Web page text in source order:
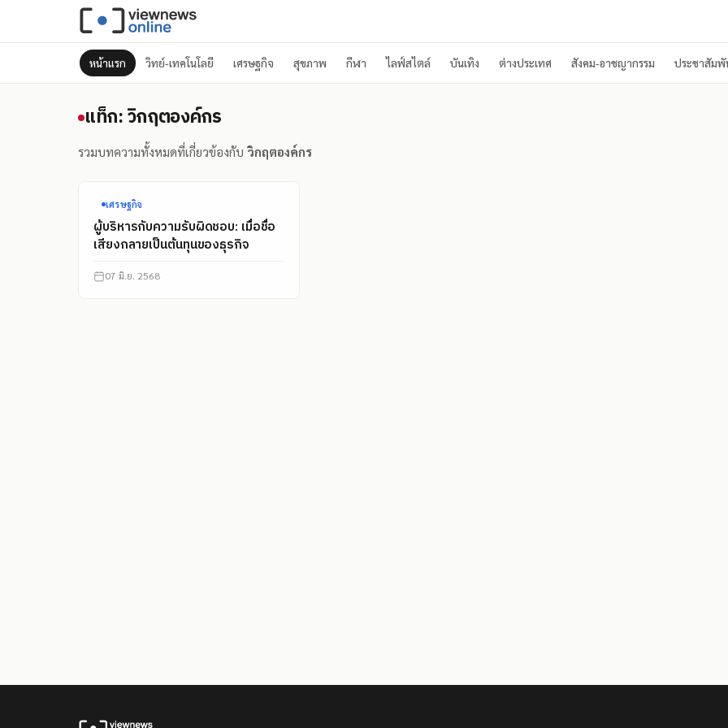
หน้าแรก วิทย์-เทคโนโลยี เศรษฐกิจ สุขภาพ กีฬา ไลฟ์สไตล์ บันเทิง ต่างประเทศ สังคม-อาชญากรรม ประชาสัมพั
แท็ก: วิกฤตองค์กร
แท็ก: วิกฤตองค์กร
รวมบทความทั้งหมดที่เกี่ยวข้องกับ วิกฤตองค์กร
เศรษฐกิจ
ผู้บริหารกับความรับผิดชอบ: เมื่อชื่อ
เสียงกลายเป็นต้นทุนของธุรกิจ
07 มิ.ย. 2568